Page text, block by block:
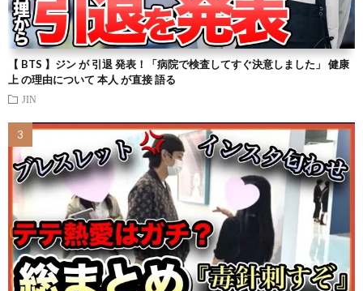
【 BTS 】ジン が 引退 発表！「病院で検査してすぐ決意しました」 健康
上 の理由について 本人 が直接 語る
JIN